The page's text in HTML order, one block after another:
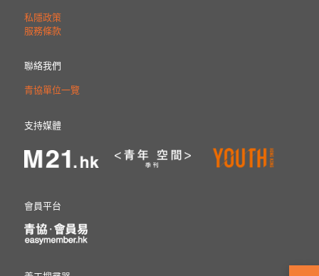
私隱政策
服務條款
聯絡我們
青協單位一覽
支持媒體
會員平台